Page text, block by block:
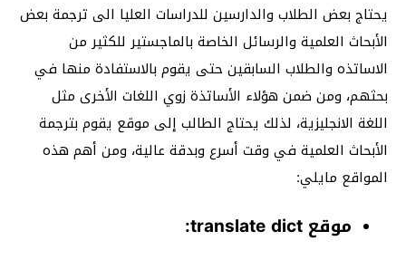
يحتاج بعض الطلاب والدارسين للدراسات العليا الى ترجمة بعض
الأبحاث العلمية والرسائل الخاصة بالماجستير للكثير من
الاساتذه والطلاب السابقين حتى يقوم بالاستفادة منها في
بحثهم، ومن ضمن هؤلاء الأساتذة زوي اللغات الأخرى مثل
اللغة الانجليزية، لذلك يحتاج الطالب إلى موقع يقوم بترجمة
الأبحاث العلمية في وقت أسرع وبدقة عالية، ومن أهم هذه
المواقع مايلي:
موقع translate dict: